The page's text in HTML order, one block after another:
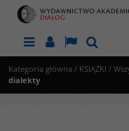
MenuPanelLangSzukaj
Kategoria główna / KSIĄŻKI /
dialekty